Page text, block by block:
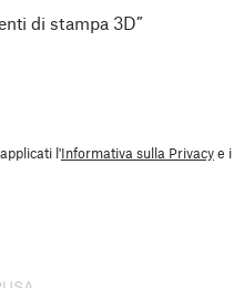
di stampa 3D”
l'Informativa sulla Privacye i